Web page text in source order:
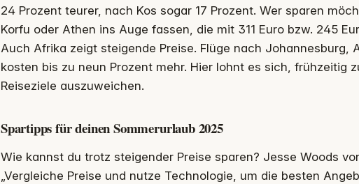
24 Prozent teurer, nach Kos sogar 17 Prozent. Wer sparen
Korfu oder Athen ins Auge fassen, die mit 311 Euro bzw. 245
Auch Afrika zeigt steigende Preise. Flüge nach Johannesburg,
kosten bis zu neun Prozent mehr. Hier lohnt es sich, frühzeitig
Reiseziele auszuweichen.
Spartipps für deinen Sommerurlaub 2025
Wie kannst du trotz steigender Preise sparen? Jesse Woods
„Vergleiche Preise und nutze Technologie, um die besten